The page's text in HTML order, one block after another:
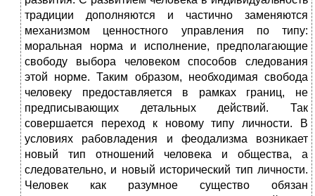
традиции дополняются и частично заменяются
механизмом ценностного управления по типу:
моральная норма и исполнение, предполагающие
свободу выбора человеком способов следования
этой норме. Таким образом, необходимая свобода
человеку предоставляется в рамках границ, не
предписывающих детальных действий. Так
совершается переход к новому типу личности. В
условиях рабовладения и феодализма возникает
новый тип отношений человека и общества, а
следовательно, и новый исторический тип личности.
Человек как разумное существо обязан